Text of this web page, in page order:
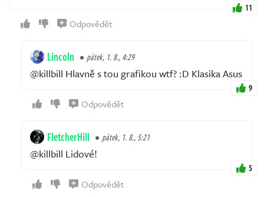
11
Odpovědět
Lincoln pátek, 1. 8., 4:29
@killbill Hlavně s tou grafikou wtf? :D Klasika Asus
9
Odpovědět
FletcherHill pátek, 1. 8., 5:21
@killbill Lidové!
5
Odpovědět